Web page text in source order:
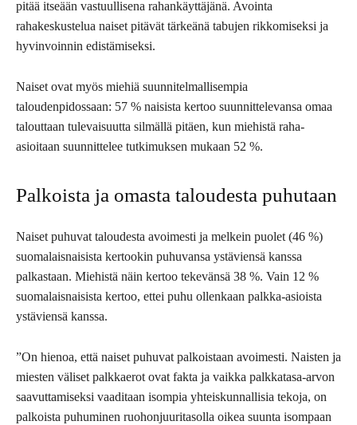
pitää itseään vastuullisena rahankäyttäjänä. Avointa
rahakeskustelua naiset pitävät tärkeänä tabujen rikkomiseksi ja
hyvinvoinnin edistämiseksi.
Naiset ovat myös miehiä suunnitelmallisempia
taloudenpidossaan: 57 % naisista kertoo suunnittelevansa omaa
talouttaan tulevaisuutta silmällä pitäen, kun miehistä raha-
asioitaan suunnittelee tutkimuksen mukaan 52 %.
Palkoista ja omasta taloudesta puhutaan
Naiset puhuvat taloudesta avoimesti ja melkein puolet (46 %)
suomalaisnaisista kertookin puhuvansa ystäviensä kanssa
palkastaan. Miehistä näin kertoo tekevänsä 38 %. Vain 12 %
suomalaisnaisista kertoo, ettei puhu ollenkaan palkka-asioista
ystäviensä kanssa.
”On hienoa, että naiset puhuvat palkoistaan avoimesti. Naisten ja
miesten väliset palkkaerot ovat fakta ja vaikka palkkatasa-arvon
saavuttamiseksi vaaditaan isompia yhteiskunnallisia tekoja, on
palkoista puhuminen ruohonjuuritasolla oikea suunta isompaan